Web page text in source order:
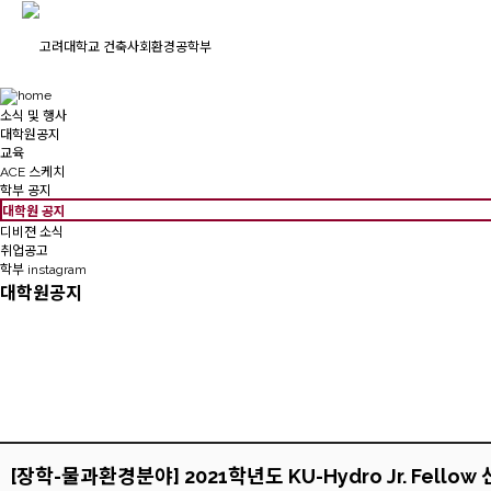
소식 및 행사
대학원공지
교육
ACE 스케치
학부 공지
대학원 공지
디비젼 소식
취업공고
학부 instagram
대학원공지
[장학-물과환경분야] 2021학년도 KU-Hydro Jr. Fellow